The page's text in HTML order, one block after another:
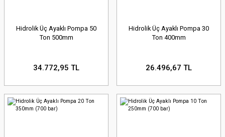
Hidrolik Üç Ayaklı Pompa 50
Ton 500mm
34.772,95 TL
Hidrolik Üç Ayaklı Pompa 30
Ton 400mm
26.496,67 TL